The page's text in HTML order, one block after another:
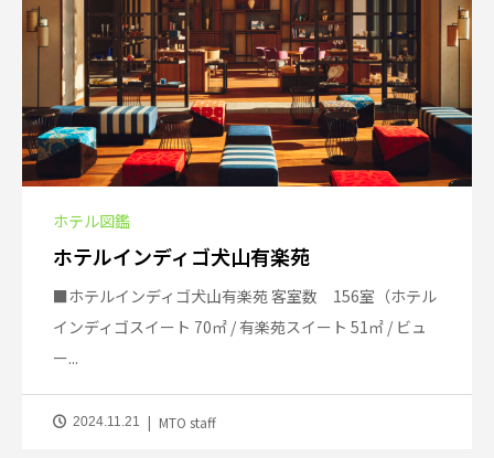
ホテル図鑑
ホテルインディゴ犬山有楽苑
■ホテルインディゴ犬山有楽苑 客室数 156室（ホテル
インディゴスイート 70㎡ / 有楽苑スイート 51㎡ / ビュ
ー...
2024.11.21 MTO staff